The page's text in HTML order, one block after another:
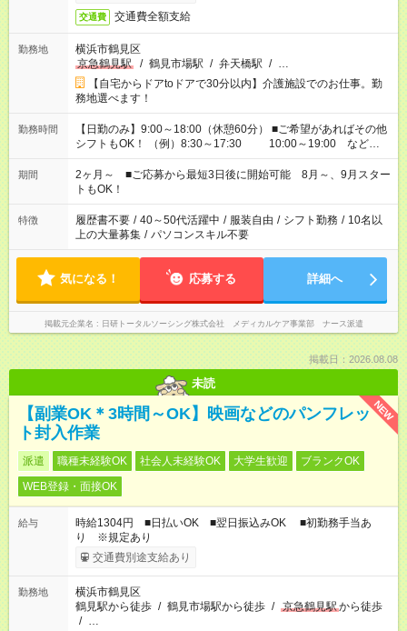
交通費 交通費全額支給
勤務地
横浜市鶴見区
京急鶴見駅
/ 鶴見市場駅 / 弁天橋駅 / …
【自宅からドアtoドアで30分以内】介護施設でのお仕事。勤
務地選べます！
勤務時間
【日勤のみ】9:00～18:00（休憩60分） ■ご希望があればその他
シフトもOK！ （例）8:30～17:30 10:00～19:00 など
「家族とお休みを合わせたい」 「できれば残業はしたくない」
など、あなたのご希望に沿ったお仕事をご紹介します！ ※Wワ
ーク希望の方へ 今ご覧のお仕事で希望する勤務時間と、もう1つ
のお仕事の勤務時間。 合計で週40時間を超える場合は応募でき
ません
期間
2ヶ月～ ■ご応募から最短3日後に開始可能 8月～、9月スター
トもOK！
特徴 履歴書不要 / 40～50代活躍中 / 服装自由 / シフト勤務 / 10名以
上の大量募集 / パソコンスキル不要
気になる！ 応募する 詳細へ
掲載元企業名 日研トータルソーシング株式会社 メディカルケア事業部 ナース派遣
掲載日：2026.08.08
未読
NEW
【副業OK＊3時間～OK】映画などのパンフレッ
ト封入作業
派遣 職種未経験OK 社会人未経験OK 大学生歓迎
ブランクOK
WEB登録・面接OK
給与
時給1304円 ■日払いOK ■翌日振込みOK ■初勤務手当あ
り ※規定あり
交通費別途支給あり
勤務地
横浜市鶴見区
鶴見駅から徒歩 / 鶴見市場駅から徒歩 / 京急鶴見駅から徒歩
/ …